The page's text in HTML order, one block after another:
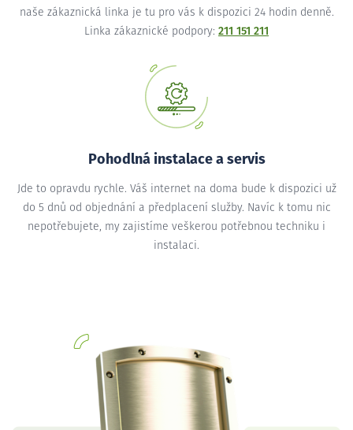
naše zákaznická linka je tu pro vás k dispozici 24 hodin denně.
Linka zákaznické podpory: 211 151 211
Pohodlná instalace a servis
Jde to opravdu rychle. Váš internet na doma bude k dispozici už
do 5 dnů od objednání a předplacení služby. Navíc k tomu nic
nepotřebujete, my zajistíme veškerou potřebnou techniku i
instalaci.